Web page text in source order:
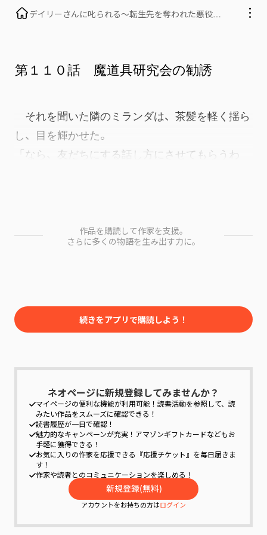
デイリーさんに叱られる〜転生先を奪われた悪役令
第１１０話 魔道具研究会の勧誘
それを聞いた隣のミランダは、茶髪を軽く揺ら
し、目を輝かせた。
「なら、友だちにする話し方にさせてもらうわ
人懐っこい口調に、思わずシルヴィオも笑みが
績...
作品を購読して作家を支援。
さらに多くの物語を生み出す力に。
続きをアプリで購読しよう！
ネオページに新規登録してみませんか？
マイページの便利な機能が利用可能！ 読書活動を参照して、読
みたい作品をスムーズに確認できる！
読書履歴が一目で確認！
魅力的なキャンペーンが充実！ アマゾンギフトカードなどもお
手軽に獲得できる！
お気に入りの作家を応援できる『応援チケット』を毎日届きま
す！
作家や読者とのコミュニケーションを楽しめる！
アカウントをお持ちの方はログイン